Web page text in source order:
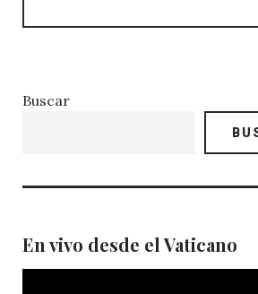
Buscar
En vivo desde el Vaticano